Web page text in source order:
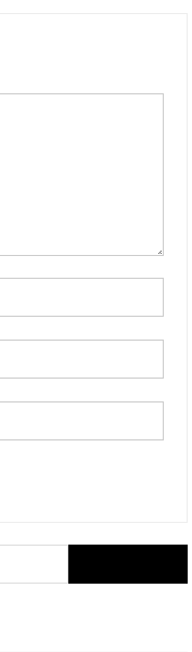
for: